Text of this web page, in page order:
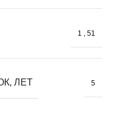
1 , 51
ЛЕТ 5